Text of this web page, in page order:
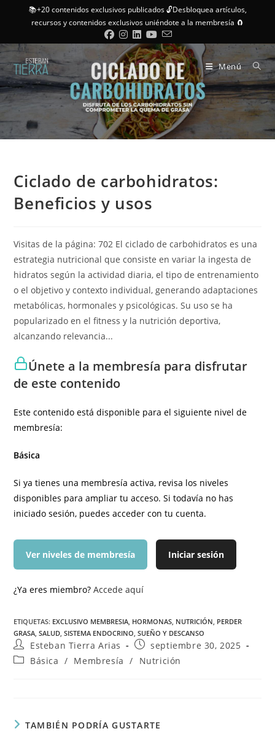
📚+20 contenidos exclusivos publicados 🔓Desbloquea artículos,
recursos y contenidos exclusivos uniéndote a la membresía 🧲
Menú
Ciclado de carbohidratos:
Beneficios y usos
Visitas de la página: 702 El ciclado de carbohidratos es una
estrategia nutricional que consiste en variar la ingesta de
hidratos según la actividad diaria, el tipo de entrenamiento
o el objetivo y contexto individual, generando adaptaciones
metabólicas, hormonales y psicológicas. Su uso se ha
popularizado en el fitness y la nutrición deportiva,
alcanzando relevancia...
Únete a la membresía para disfrutar
de este contenido
Este contenido está disponible para el siguiente nivel de
membresía:
Básica
Si ya tienes una membresía activa, revisa los niveles
disponibles para ampliar tu acceso. Si todavía no has
iniciado sesión, puedes acceder con tu cuenta.
Ver niveles de membresía Iniciar sesión
¿Ya eres miembro?Accede aquí
ETIQUETAS: EXCLUSIVO MEMBRESIA, HORMONAS, NUTRICIÓN, PERDER
GRASA, SALUD, SISTEMA ENDOCRINO, SUEÑO Y DESCANSO
Esteban Tierra Arias
septiembre 30, 2025
Básica / Membresía / Nutrición
TAMBIÉN PODRÍA GUSTARTE